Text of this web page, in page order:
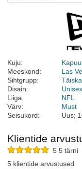
Kuju:
Meeskond:
Las
Sihtgrupp:
Disain:
Unisex
Liiga:
NFL
Värv:
Must
Seisukord:
Uus;
Klientide
5 5 tärni
5 klientide arvustused